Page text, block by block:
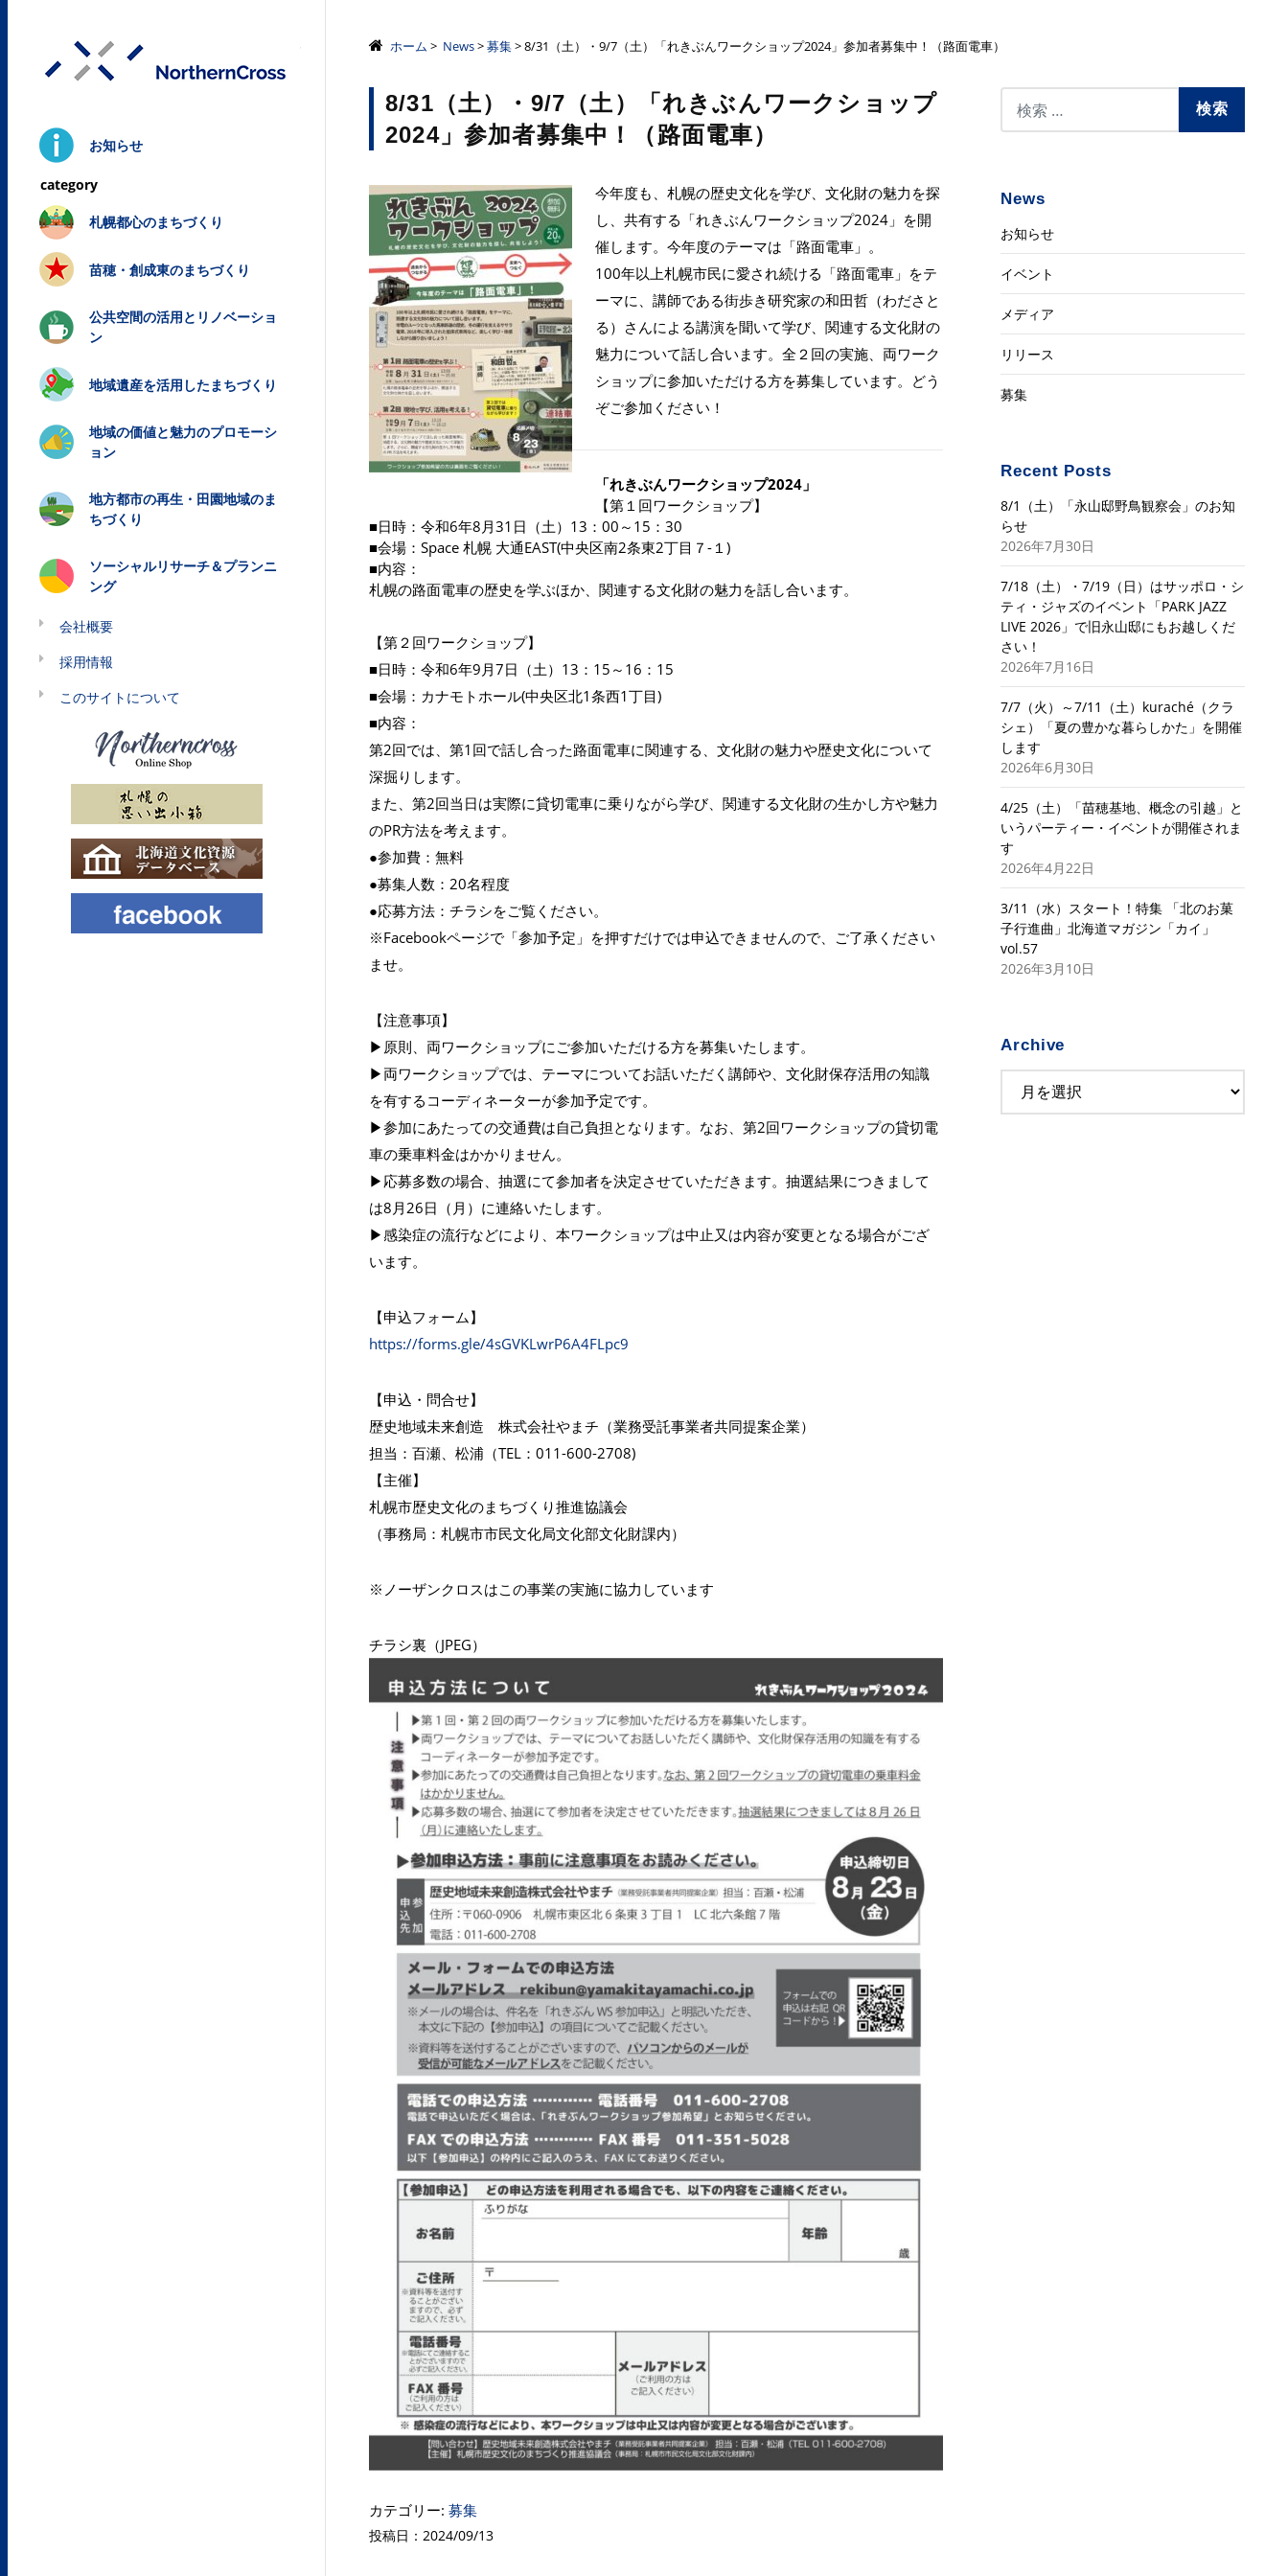
株式会社ノーザンクロス
お知らせ
札幌都心のまちづくり
苗穂・創成東のまちづくり
公共空間の活用とリノベーショ
ン
地域遺産を活用したまちづくり
地域の価値と魅力のプロモーシ
ョン
地方都市の再生・田園地域のま
ちづくり
ソーシャルリサーチ＆プランニ
ング
会社概要
採用情報
このサイトについて
ホーム > News>募集> 8/31（土）・9/7（土）「れきぶんワークショップ2024」参加者募集中！（路面電車）
8/31（土）・9/7（土）「れきぶんワークショップ
2024」参加者募集中！（路面電車）
今年度も、札幌の歴史文化を学び、文化財の魅力を探
し、共有する「れきぶんワークショップ2024」を開
催します。今年度のテーマは「路面電車」。
100年以上札幌市民に愛され続ける「路面電車」をテ
ーマに、講師である街歩き研究家の和田哲（わださと
る）さんによる講演を聞いて学び、関連する文化財の
魅力について話し合います。全２回の実施、両ワーク
ショップに参加いただける方を募集しています。どう
ぞご参加ください！
「れきぶんワークショップ2024」
【第１回ワークショップ】
■日時：令和6年8月31日（土）13：00～15：30
■会場：Space 札幌 大通EAST(中央区南2条東2丁目７-１)
■内容：
札幌の路面電車の歴史を学ぶほか、関連する文化財の魅力を話し合います。
【第２回ワークショップ】
■日時：令和6年9月7日（土）13：15～16：15
■会場：カナモトホール(中央区北1条西1丁目)
■内容：
第2回では、第1回で話し合った路面電車に関連する、文化財の魅力や歴史文化について
深掘りします。
また、第2回当日は実際に貸切電車に乗りながら学び、関連する文化財の生かし方や魅力
のPR方法を考えます。
●参加費：無料
●募集人数：20名程度
●応募方法：チラシをご覧ください。
※Facebookページで「参加予定」を押すだけでは申込できませんので、ご了承ください
ませ。
【注意事項】
▶原則、両ワークショップにご参加いただける方を募集いたします。
▶両ワークショップでは、テーマについてお話いただく講師や、文化財保存活用の知識
を有するコーディネーターが参加予定です。
▶参加にあたっての交通費は自己負担となります。なお、第2回ワークショップの貸切電
車の乗車料金はかかりません。
▶応募多数の場合、抽選にて参加者を決定させていただきます。抽選結果につきまして
は8月26日（月）に連絡いたします。
▶感染症の流行などにより、本ワークショップは中止又は内容が変更となる場合がござ
います。
【申込フォーム】
https://forms.gle/4sGVKLwrP6A4FLpc9
【申込・問合せ】
歴史地域未来創造 株式会社やまチ（業務受託事業者共同提案企業）
担当：百瀬、松浦（TEL：011-600-2708)
【主催】
札幌市歴史文化のまちづくり推進協議会
（事務局：札幌市市民文化局文化部文化財課内）
※ノーザンクロスはこの事業の実施に協力しています
チラシ裏（JPEG）
カテゴリー: 募集
投稿日：2024/09/13
News
お知らせ
イベント
メディア
リリース
募集
Recent Posts
8/1（土）「永山邸野鳥観察会」のお知
らせ
2026年7月30日
7/18（土）・7/19（日）はサッポロ・シ
ティ・ジャズのイベント「PARK JAZZ
LIVE 2026」で旧永山邸にもお越しくだ
さい！
2026年7月16日
7/7（火）～7/11（土）kuraché（クラ
シェ）「夏の豊かな暮らしかた」を開催
します
2026年6月30日
4/25（土）「苗穂基地、概念の引越」と
いうパーティー・イベントが開催されま
す
2026年4月22日
3/11（水）スタート！特集 「北のお菓
子行進曲」北海道マガジン「カイ」
vol.57
2026年3月10日
Archive